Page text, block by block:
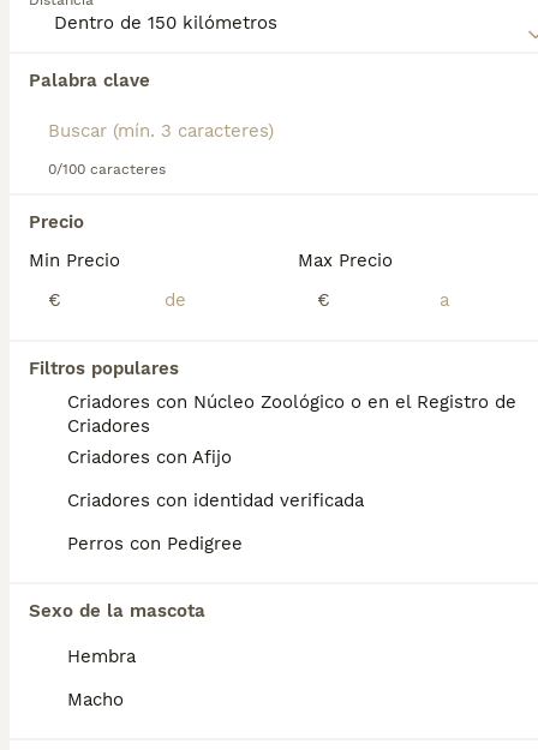
Palabra clave
0/100 caracteres
Precio
Min Precio
€
Max Precio
€
Filtros populares
Criadores con Núcleo Zoológico o en el Registro de
Criadores
Criadores con Afijo
Criadores con identidad verificada
Perros con Pedigree
Sexo de la mascota
Hembra
Macho
Terrier para obtener información sobre esta raza de perro.
Encontramos 0 Airedale Terrier Perros para
Si deseas exactamente esta búsqueda guarda tu
búsqueda y espera el resultado perfecto:
Preguntas frecuentes
¿Qué tamaño tiene un
Airedale Terrier?
El Airedale Terrier es un perro de tamaño
mediano a grande. Generalmente mide entre
56 y 61 cm de altura a la cruz y pesa entre
18 y 29 kg.
¿Cuál es la esperanza de
vida de un Airedale Terrier?